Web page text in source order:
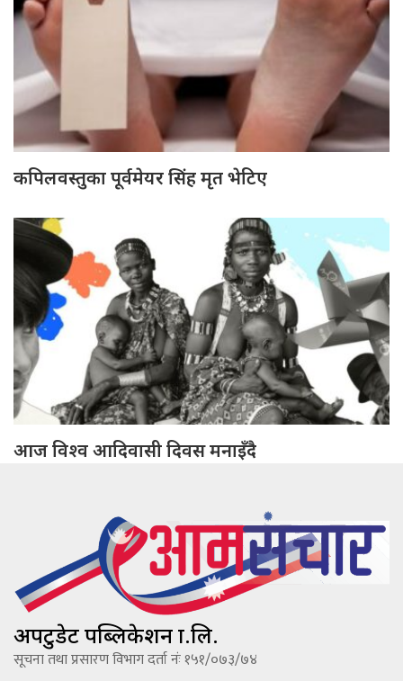
कपिलवस्तुका पूर्वमेयर सिंह मृत भेटिए
आज विश्व आदिवासी दिवस मनाइँदै
अपटुडेट पब्लिकेशन प्रा.लि.
सूचना तथा प्रसारण विभाग दर्ता नंः १५१/०७३/७४